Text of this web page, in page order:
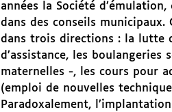
années la Société
dans des conseils
dans trois directions : la lutte
d’assistance, les boulangeries
maternelles -, les cours pour
(emploi de nouvelles
Paradoxalement,